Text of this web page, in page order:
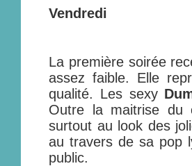
Vendredi
La première soirée
assez faible. Elle
qualité. Les sexy
Outre la maitrise du
surtout au look des
au travers de sa pop
public.